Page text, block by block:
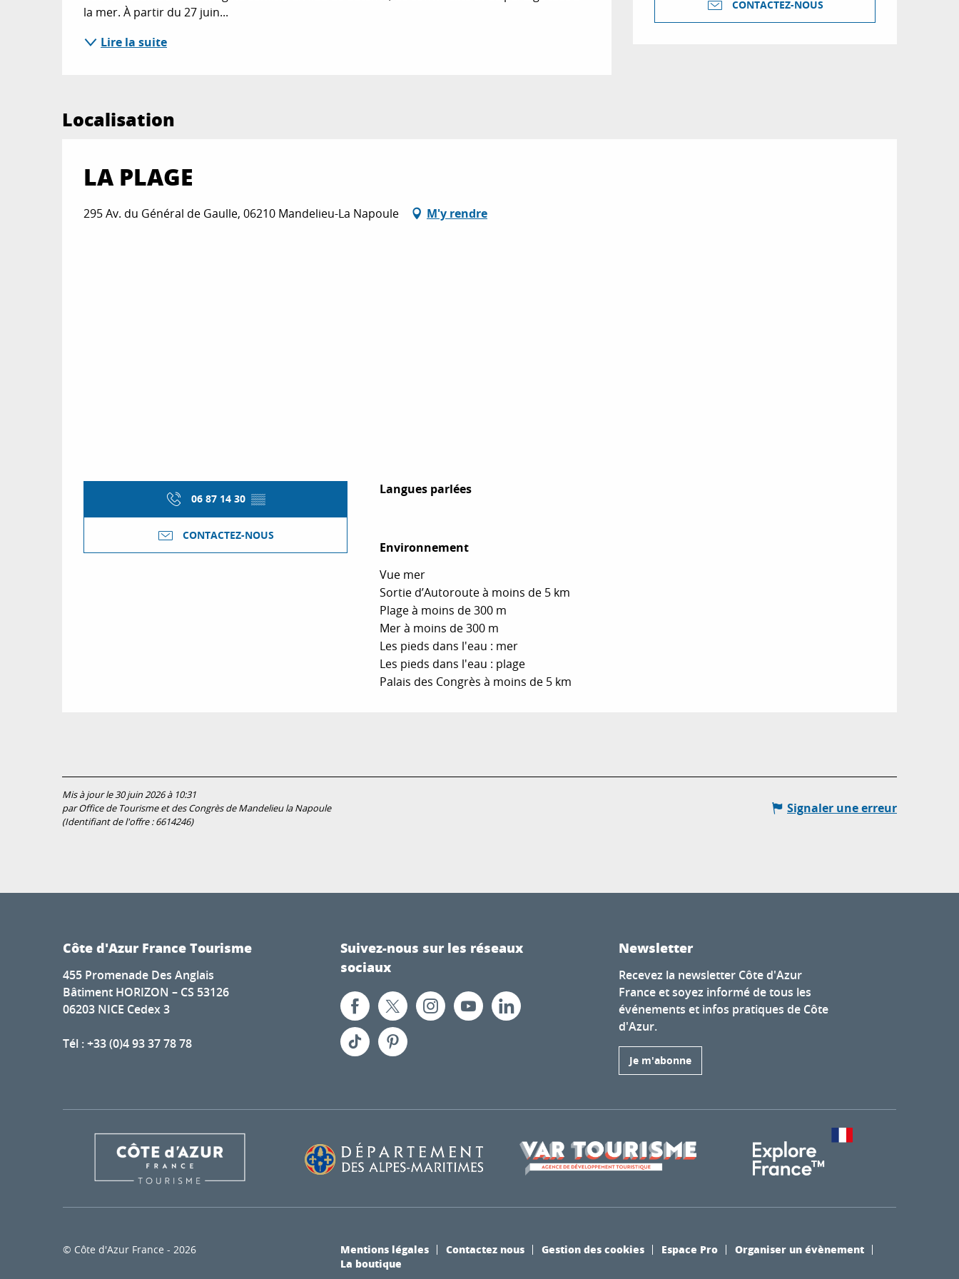
CONTACTEZ-NOUS
la mer. À partir du 27 juin...
Lire la suite
Localisation
LA PLAGE
295 Av. du Général de Gaulle, 06210 Mandelieu-La Napoule M'y rendre
06 87 14 30 ▒▒
CONTACTEZ-NOUS
Langues parlées
Langues parlées
Environnement
Environnement
Vue mer
Sortie d’Autoroute à moins de 5 km
Plage à moins de 300 m
Mer à moins de 300 m
Les pieds dans l'eau : mer
Les pieds dans l'eau : plage
Palais des Congrès à moins de 5 km
Mis à jour le 30 juin 2026 à 10:31
par Office de Tourisme et des Congrès de Mandelieu la Napoule
(Identifiant de l'offre :6614246)
Signaler une erreur
Côte d'Azur France Tourisme
455 Promenade Des Anglais
Bâtiment HORIZON – CS 53126
06203 NICE Cedex 3
Tél : +33 (0)4 93 37 78 78
Suivez-nous sur les réseaux
sociaux
Newsletter
Recevez la newsletter Côte d'Azur
France et soyez informé de tous les
événements et infos pratiques de Côte
d'Azur.
Je m'abonne
© Côte d'Azur France - 2026 Mentions légales Contactez nous Gestion des cookies Espace Pro
Organiser un évènement
La boutique